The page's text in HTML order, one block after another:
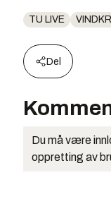
TU LIVE
Del
Du må være
oppretting av